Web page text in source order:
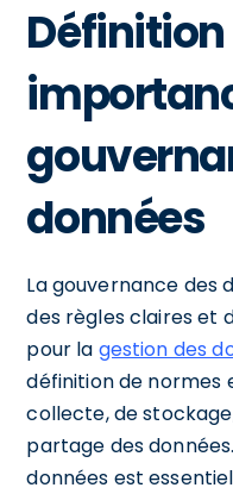
données
La gouvernance des
des règles claires et
pour la gestion des
définition de normes
collecte, de
partage des
données est